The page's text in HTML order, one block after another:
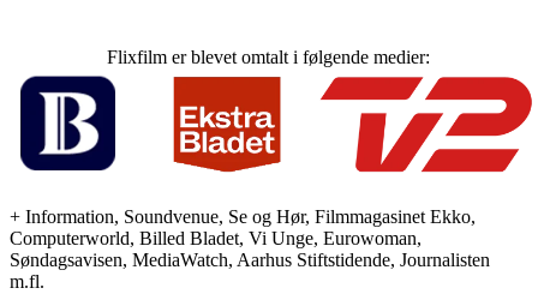
Flixfilm er blevet omtalt i følgende medier:
+ Information, Soundvenue, Se og Hør, Filmmagasinet Ekko,
Computerworld, Billed Bladet, Vi Unge, Eurowoman,
Søndagsavisen, MediaWatch, Aarhus Stiftstidende, Journalisten
m.fl.